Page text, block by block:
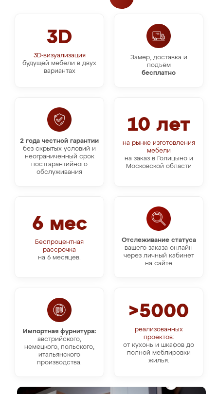
3D
3D-визуализация
будущей мебели в двух
вариантах
Замер, доставка и
подъём
бесплатно
10 лет
на рынке изготовления
мебели
на заказ в Голицыно и
Московской области
2 года честной гарантии
без скрытых условий и
неограниченный срок
постгарантийного
обслуживания
Отслеживание статуса
вашего заказа онлайн
через личный кабинет
на сайте
6 мес
Беспроцентная
рассрочка
на 6 месяцев.
Импортная фурнитура:
австрийского,
немецкого, польского,
итальянского
производства.
>5000
реализованных
проектов:
от кухонь и шкафов до
полной меблировки
жилья.